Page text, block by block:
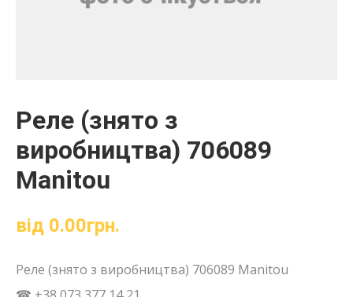
Реле (знято з
виробництва) 706089
Manitou
від 0.00грн.
Реле (знято з виробництва) 706089 Manitou